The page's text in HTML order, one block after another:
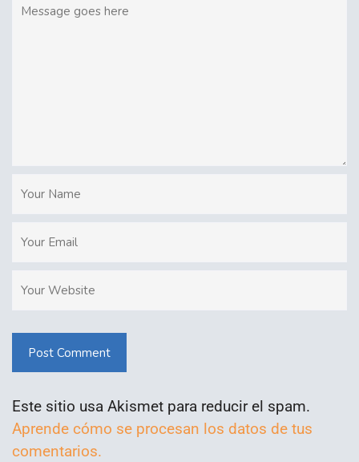
Post Comment
Este sitio usa Akismet para reducir el spam.
Aprende cómo se procesan los datos de tus
comentarios.